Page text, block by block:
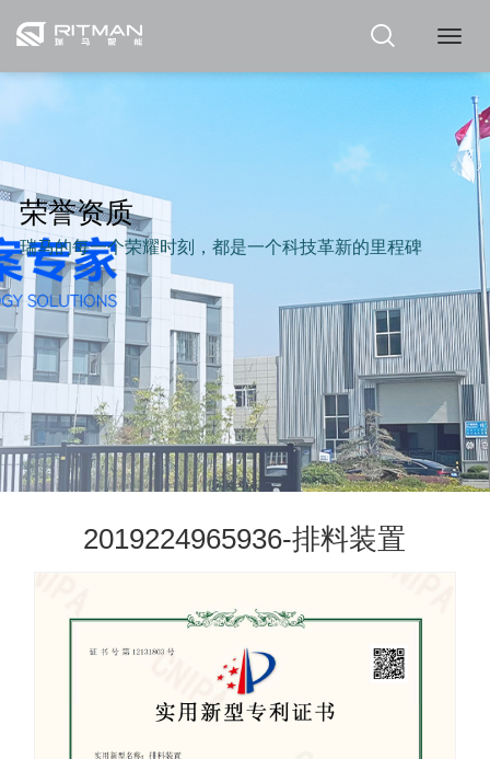
瑞
荣誉资质
瑞马的每一个荣耀时刻，都是一个科技革新的里程碑
2019224965936-排料装置